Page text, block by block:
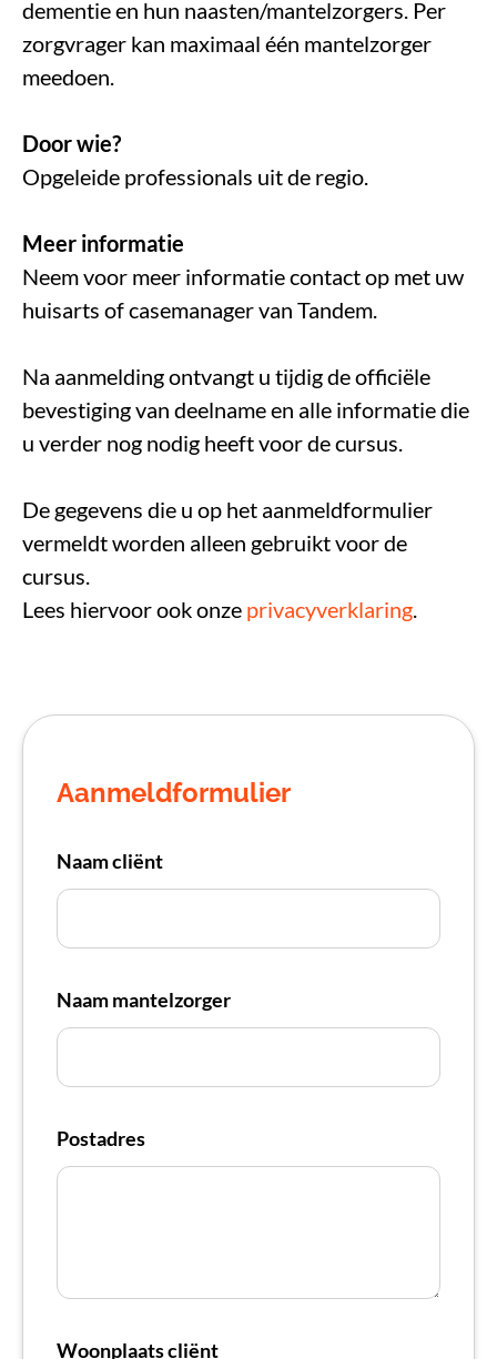
dementie en hun naasten/mantelzorgers. Per
zorgvrager kan maximaal één mantelzorger
meedoen.
Door wie?
Opgeleide professionals uit de regio.
Meer informatie
Neem voor meer informatie contact op met uw
huisarts of casemanager van Tandem.
Na aanmelding ontvangt u tijdig de officiële
bevestiging van deelname en alle informatie die
u verder nog nodig heeft voor de cursus.
De gegevens die u op het aanmeldformulier
vermeldt worden alleen gebruikt voor de
cursus.
Lees hiervoor ook onze privacyverklaring.
Aanmeldformulier
Naam cliënt
Naam mantelzorger
Postadres
Woonplaats cliënt